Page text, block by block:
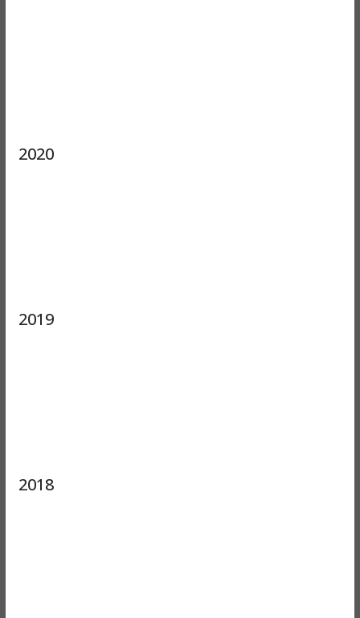
2020
2019
2018